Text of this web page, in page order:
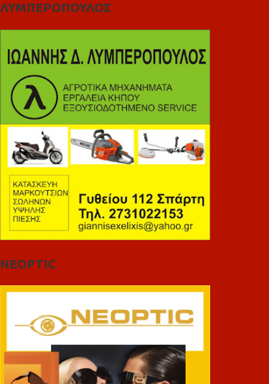
ΛΥΜΠΕΡΟΠΟΥΛΟΣ
NEOPTIC